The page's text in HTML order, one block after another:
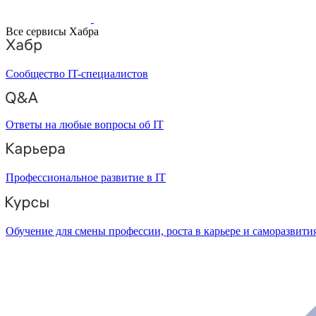
Все сервисы Хабра
Сообщество IT-специалистов
Ответы на любые вопросы об IT
Профессиональное развитие в IT
Обучение для смены профессии, роста в карьере и